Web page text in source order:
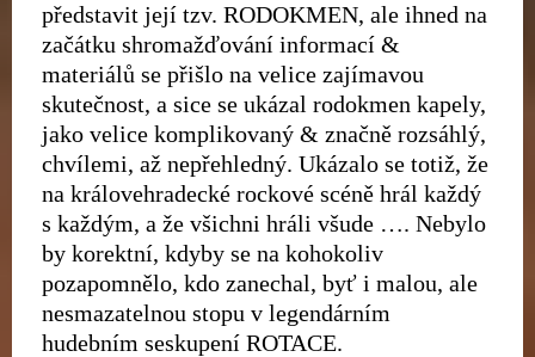
představit její tzv. RODOKMEN, ale ihned na
začátku shromažďování informací &
materiálů se přišlo na velice zajímavou
skutečnost, a sice se ukázal rodokmen kapely,
jako velice komplikovaný & značně rozsáhlý,
chvílemi, až nepřehledný. Ukázalo se totiž, že
na královehradecké rockové scéně hrál každý
s každým, a že všichni hráli všude …. Nebylo
by korektní, kdyby se na kohokoliv
pozapomnělo, kdo zanechal, byť i malou, ale
nesmazatelnou stopu v legendárním
hudebním seskupení ROTACE.